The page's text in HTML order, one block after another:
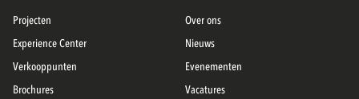
Projecten
Experience Center
Verkooppunten
Brochures
Over ons
Nieuws
Evenementen
Vacatures